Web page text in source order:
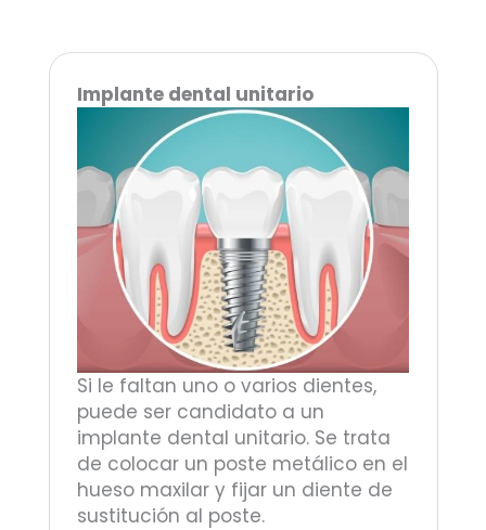
Implante dental unitario
Si le faltan uno o varios dientes,
puede ser candidato a un
implante dental unitario. Se trata
de colocar un poste metálico en el
hueso maxilar y fijar un diente de
sustitución al poste.